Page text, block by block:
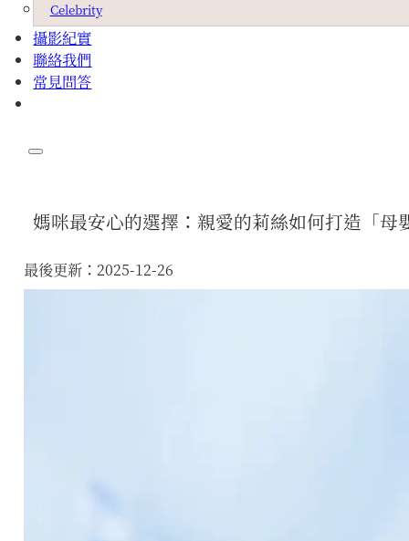
Celebrity
攝影紀實
聯絡我們
常見問答
媽咪最安心的選擇：親愛的莉絲如何打造「母
最後更新：2025-12-26